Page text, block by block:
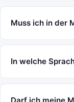
Muss ich in der
In welche